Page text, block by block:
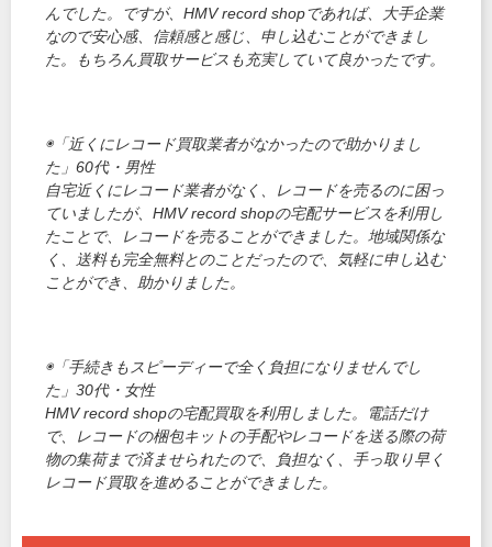
んでした。ですが、HMV record shopであれば、大手企業
なので安心感、信頼感と感じ、申し込むことができまし
た。もちろん買取サービスも充実していて良かったです。
◉「近くにレコード買取業者がなかったので助かりまし
た」60代・男性
自宅近くにレコード業者がなく、レコードを売るのに困っ
ていましたが、HMV record shopの宅配サービスを利用し
たことで、レコードを売ることができました。地域関係な
く、送料も完全無料とのことだったので、気軽に申し込む
ことができ、助かりました。
◉「手続きもスピーディーで全く負担になりませんでし
た」30代・女性
HMV record shopの宅配買取を利用しました。電話だけ
で、レコードの梱包キットの手配やレコードを送る際の荷
物の集荷まで済ませられたので、負担なく、手っ取り早く
レコード買取を進めることができました。